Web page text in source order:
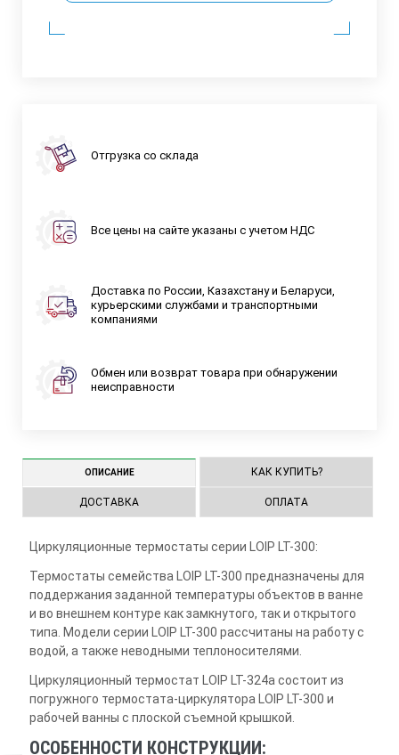
Отгрузка со склада
Все цены на сайте указаны с учетом НДС
Доставка по России, Казахстану и Беларуси,
курьерскими службами и транспортными
компаниями
Обмен или возврат товара при обнаружении
неисправности
ОПИСАНИЕ КАК КУПИТЬ?
ДОСТАВКА ОПЛАТА
Циркуляционные термостаты серии LOIP LT-300:
Термостаты семейства LOIP LT-300 предназначены для
поддержания заданной температуры объектов в ванне
и во внешнем контуре как замкнутого, так и открытого
типа. Модели серии LOIP LT-300 рассчитаны на работу с
водой, а также неводными теплоносителями.
Циркуляционный термостат LOIP LT-324a состоит из
погружного термостата-циркулятора LOIP LT-300 и
рабочей ванны с плоской съемной крышкой.
ОСОБЕННОСТИ КОНСТРУКЦИИ: